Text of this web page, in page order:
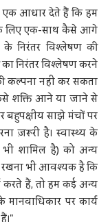
एक आधार देते हैं कि हम
लिए एक-साथ कैसे आगे
के निरंतर विश्लेषण की
निरंतर विश्लेषण करने
कल्पना नहीं कर सकता
शक्ति आने या जाने से
बहुपक्षीय साझे मंचों पर
ज़रूरी है। स्वास्थ्य के
भी शामिल है) को अन्य
रखना भी आवश्यक है कि
करते हैं, तो हम कई अन्य
पर कार्य